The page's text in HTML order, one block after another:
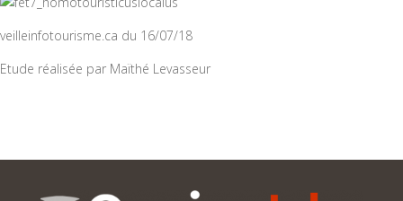
veilleinfotourisme.ca du 16/07/18
Etude réalisée par Maïthé Levasseur